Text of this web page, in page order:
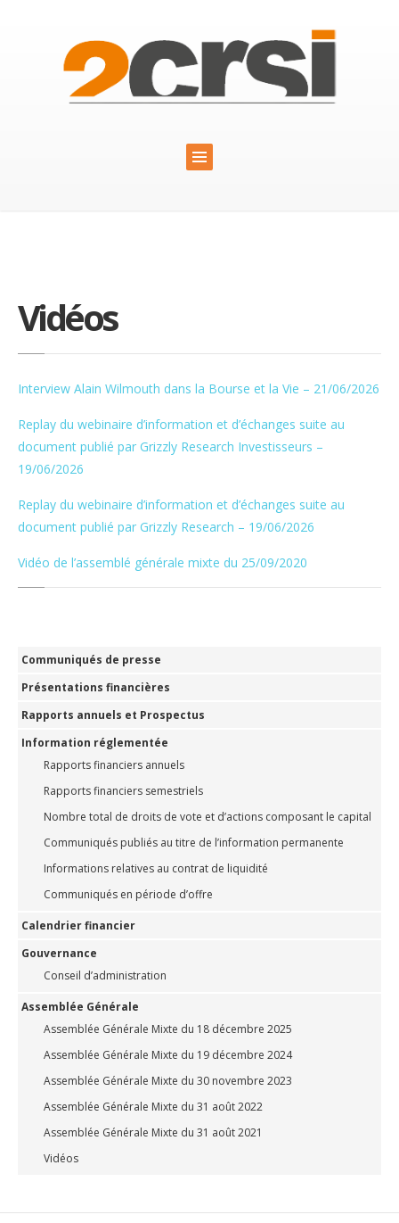
Vidéos
Interview Alain Wilmouth dans la Bourse et la Vie – 21/06/2026
Replay du webinaire d’information et d’échanges suite au
document publié par Grizzly Research Investisseurs –
19/06/2026
Replay du webinaire d’information et d’échanges suite au
document publié par Grizzly Research – 19/06/2026
Vidéo de l’assemblé générale mixte du 25/09/2020
Communiqués de presse
Présentations financières
Rapports annuels et Prospectus
Information réglementée
Rapports financiers annuels
Rapports financiers semestriels
Nombre total de droits de vote et d’actions composant le capital
Communiqués publiés au titre de l’information permanente
Informations relatives au contrat de liquidité
Communiqués en période d’offre
Calendrier financier
Gouvernance
Conseil d’administration
Assemblée Générale
Assemblée Générale Mixte du 18 décembre 2025
Assemblée Générale Mixte du 19 décembre 2024
Assemblée Générale Mixte du 30 novembre 2023
Assemblée Générale Mixte du 31 août 2022
Assemblée Générale Mixte du 31 août 2021
Vidéos